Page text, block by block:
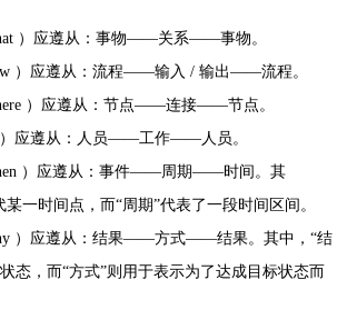
）应遵从：事物——关系——事物。
）应遵从：流程——输入 / 输出——流程。
）应遵从：节点——连接——节点。
）应遵从：人员——工作——人员。
）应遵从：事件——周期——时间。其
某一时间点，而“周期”代表了一段时间区间。
）应遵从：结果——方式——结果。其中，“结
态，而“方式”则用于表示为了达成目标状态而